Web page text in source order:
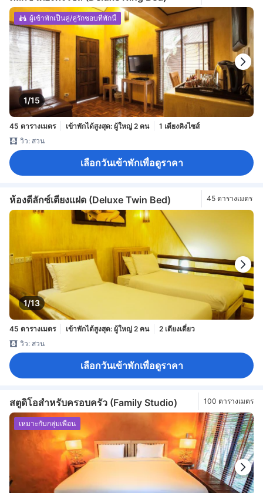
1/15
ผู้เข้าพักเป็นคู่/คู่รักชอบที่พักนี้
45 ตารางเมตร เข้าพักได้สูงสุด: ผู้ใหญ่ 2 คน
1 เตียงคิงไซส์
วิว: สวน
เลือกวันเข้าพักเพื่อดูราคา
ห้องดีลักซ์เตียงแฝด (Deluxe Twin Bed) 45 ตารางเมตร
1/13
45 ตารางเมตร เข้าพักได้สูงสุด: ผู้ใหญ่ 2 คน
2 เตียงเดี่ยว
วิว: สวน
เลือกวันเข้าพักเพื่อดูราคา
สตูดิโอสำหรับครอบครัว (Family Studio) 100 ตารางเมตร
เหมาะกับกลุ่มเพื่อน